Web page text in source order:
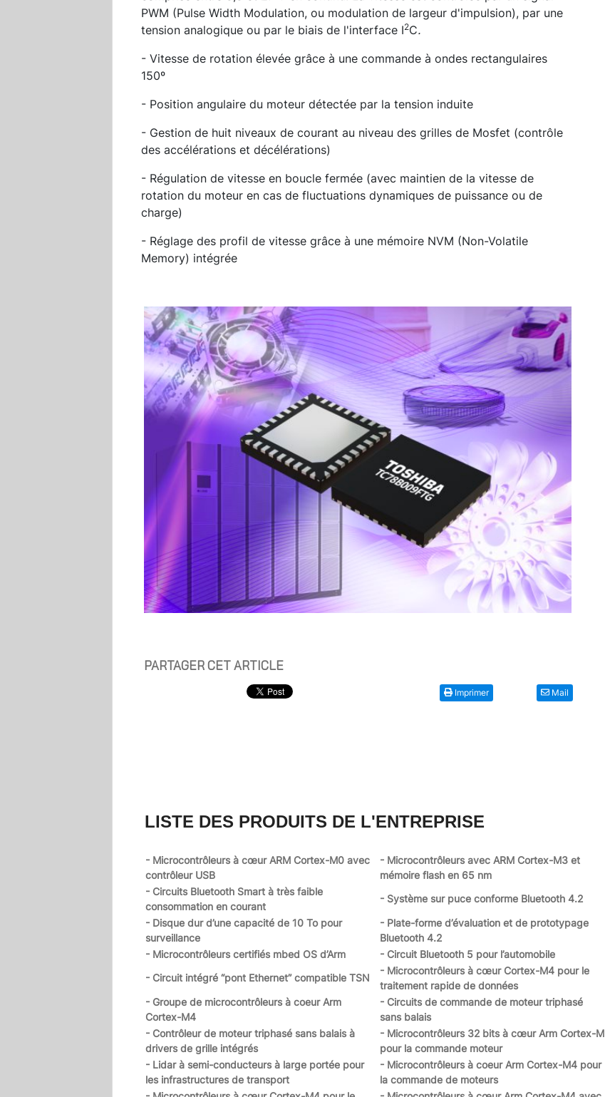
PWM (Pulse Width Modulation, ou modulation de largeur d'impulsion), par une
tension analogique ou par le biais de l'interface I2C.
- Vitesse de rotation élevée grâce à une commande à ondes rectangulaires
150º
- Position angulaire du moteur détectée par la tension induite
- Gestion de huit niveaux de courant au niveau des grilles de Mosfet (contrôle
des accélérations et décélérations)
- Régulation de vitesse en boucle fermée (avec maintien de la vitesse de
rotation du moteur en cas de fluctuations dynamiques de puissance ou de
charge)
- Réglage des profil de vitesse grâce à une mémoire NVM (Non-Volatile
Memory) intégrée
PARTAGER CET ARTICLE
Imprimer Mail
LISTE DES PRODUITS DE L'ENTREPRISE
- Microcontrôleurs à cœur ARM Cortex-M0 avec
contrôleur USB
- Microcontrôleurs avec ARM Cortex-M3 et
mémoire flash en 65 nm
- Circuits Bluetooth Smart à très faible
consommation en courant
- Système sur puce conforme Bluetooth 4.2
- Disque dur d’une capacité de 10 To pour
surveillance
- Plate-forme d’évaluation et de prototypage
Bluetooth 4.2
- Microcontrôleurs certifiés mbed OS d’Arm
- Circuit Bluetooth 5 pour l’automobile
- Circuit intégré “pont Ethernet” compatible TSN
- Microcontrôleurs à cœur Cortex-M4 pour le
traitement rapide de données
- Groupe de microcontrôleurs à coeur Arm
Cortex-M4
- Circuits de commande de moteur triphasé
sans balais
- Contrôleur de moteur triphasé sans balais à
drivers de grille intégrés
- Microcontrôleurs 32 bits à cœur Arm Cortex-M
pour la commande moteur
- Lidar à semi-conducteurs à large portée pour
les infrastructures de transport
- Microcontrôleurs à coeur Arm Cortex-M4 pour
la commande de moteurs